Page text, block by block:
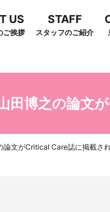
US
ご挨拶
STAFF
スタッフのご紹介
田博之の論文
論文がCritical Care誌に掲載さ